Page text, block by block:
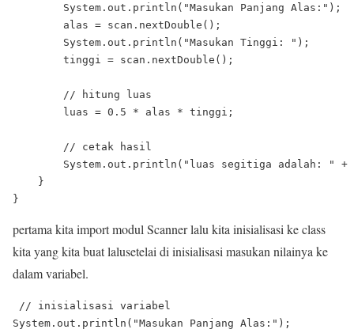
        System.out.println("Masukan Panjang Alas:");
        alas = scan.nextDouble();
        System.out.println("Masukan Tinggi: ");
        tinggi = scan.nextDouble();
        // hitung luas
        luas = 0.5 * alas * tinggi;
        // cetak hasil
System.out.println("luas segitiga adalah: " +
    }
pertama kita import modul Scanner lalu kita inisialisasi ke class
kita yang kita buat lalusetelai di inisialisasi masukan nilainya ke
dalam variabel.
// inisialisasi variabel
System.out.println("Masukan Panjang Alas:");